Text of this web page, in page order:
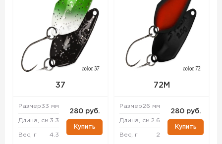
37
Размер33 мм
Длина, см 3.3
Вес, г 4.3
280 руб.
Купить
72M
Размер26 мм
Длина, см 2.6
Вес, г 2
280 руб.
Купить